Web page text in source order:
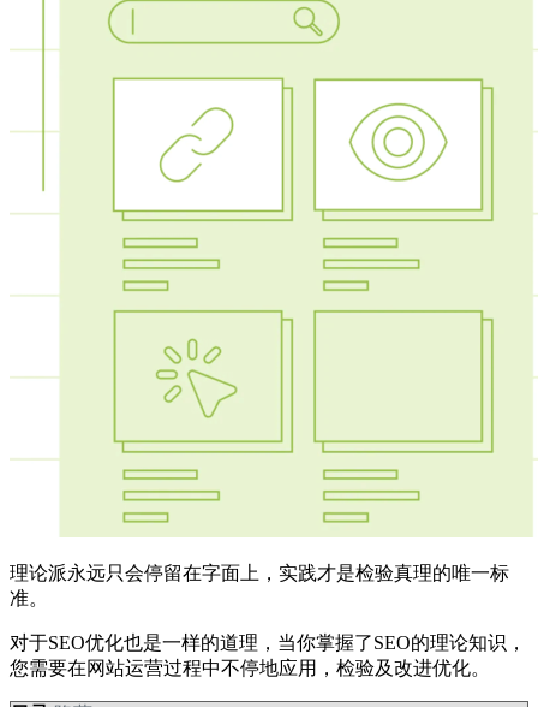
理论派永远只会停留在字面上，实践才是检验真理的唯一标
准。
对于SEO优化也是一样的道理，当你掌握了SEO的理论知识，
您需要在网站运营过程中不停地应用，检验及改进优化。